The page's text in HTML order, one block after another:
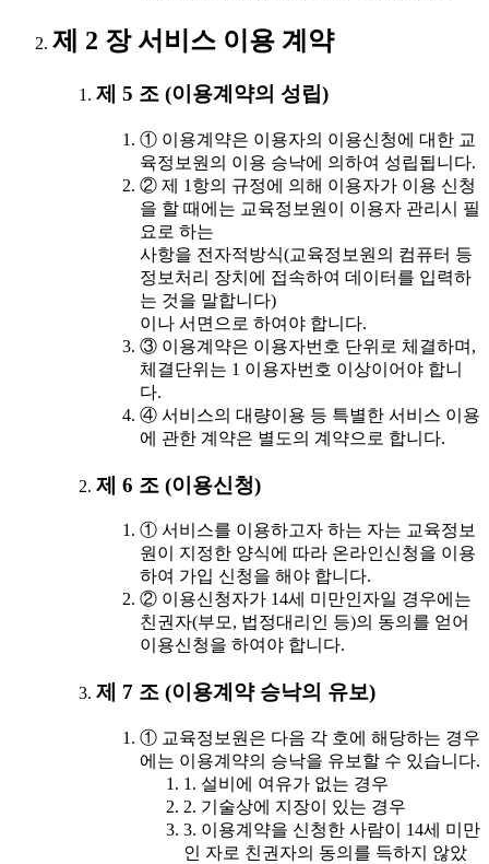
제 2 장 서비스 이용 계약
제 5 조 (이용계약의 성립)
① 이용계약은 이용자의 이용신청에 대한 교
육정보원의 이용 승낙에 의하여 성립됩니다.
② 제 1항의 규정에 의해 이용자가 이용 신청
을 할 때에는 교육정보원이 이용자 관리시 필
요로 하는
사항을 전자적방식(교육정보원의 컴퓨터 등
정보처리 장치에 접속하여 데이터를 입력하
는 것을 말합니다)
이나 서면으로 하여야 합니다.
③ 이용계약은 이용자번호 단위로 체결하며,
체결단위는 1 이용자번호 이상이어야 합니
다.
④ 서비스의 대량이용 등 특별한 서비스 이용
에 관한 계약은 별도의 계약으로 합니다.
제 6 조 (이용신청)
① 서비스를 이용하고자 하는 자는 교육정보
원이 지정한 양식에 따라 온라인신청을 이용
하여 가입 신청을 해야 합니다.
② 이용신청자가 14세 미만인자일 경우에는
친권자(부모, 법정대리인 등)의 동의를 얻어
이용신청을 하여야 합니다.
제 7 조 (이용계약 승낙의 유보)
① 교육정보원은 다음 각 호에 해당하는 경우
에는 이용계약의 승낙을 유보할 수 있습니다.
1. 설비에 여유가 없는 경우
2. 기술상에 지장이 있는 경우
3. 이용계약을 신청한 사람이 14세 미만
인 자로 친권자의 동의를 득하지 않았